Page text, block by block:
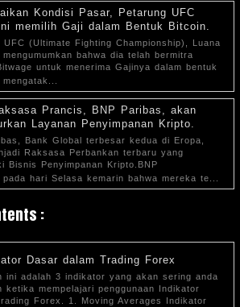
Kondisi Pasar, Petarung UFC
memilih Gaji dalam Bentuk Bitcoin.
UFC (Ultimate Fighting Championship), Luana
mengumumkan bahwa dia telah bermitra
untuk menerima Gajinya dalam bentuk
Prancis, BNP Paribas, akan
Layanan Penyimpanan Kripto.
Bank Global terbesar kedua di Eropa,
Raksasa Perbankan terbaru yang
Bisnis Penyimpanan Kripto.BNP
pada hari Selasa kemarin bahwa mereka te...
:
Dasar dalam Trading Forex
ini adalah 3 indikator yang akan sering anda
ketika mempelajari penggunaan Indikator
Forex. 1. Moving Averages Indikator